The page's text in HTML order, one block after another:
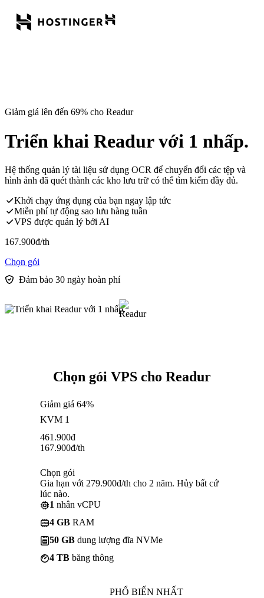
Giảm giá lên đến 69% cho Readur
Triển khai Readur với 1 nhấp.
Hệ thống quản lý tài liệu sử dụng OCR để chuyển đổi các tệp và
hình ảnh đã quét thành các kho lưu trữ có thể tìm kiếm đầy đủ.
Khởi chạy ứng dụng của bạn ngay lập tức
Miễn phí tự động sao lưu hàng tuần
VPS được quản lý bởi AI
167.900đ/th
Chọn gói
Đảm bảo 30 ngày hoàn phí
Chọn gói VPS cho Readur
Giảm giá 64%
KVM 1
461.900đ
167.900đ/th
Chọn gói
Gia hạn với 279.900đ/th cho 2 năm. Hủy bất cứ
lúc nào.
1 nhân vCPU
4 GB RAM
50 GB dung lượng đĩa NVMe
4 TB băng thông
PHỔ BIẾN NHẤT